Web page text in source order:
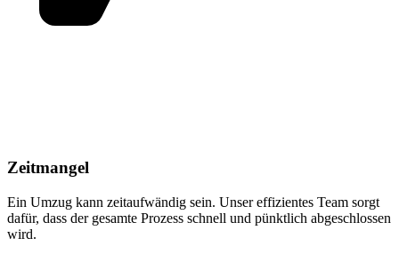
Zeitmangel
Ein Umzug kann zeitaufwändig sein. Unser effizientes Team sorgt
dafür, dass der gesamte Prozess schnell und pünktlich abgeschlossen
wird.